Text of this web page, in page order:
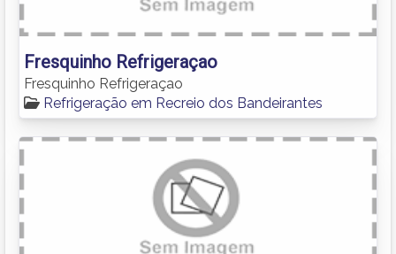
Fresquinho Refrigeraçao
Fresquinho Refrigeraçao
Refrigeração em Recreio dos Bandeirantes